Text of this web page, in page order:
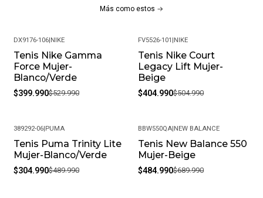
Forro: 100% textil (malla)
Suela: 100% caucho
Fabricados en Indonesia, los New Balance BB80 son la
elección ideal para quienes buscan un estilo clásico con un
toque deportivo y confiable.
Más como estos
-25%
DX9176-106|NIKE
Tenis Nike Gamma
Force Mujer-
Blanco/Verde
$399.990$529.990
-20%
FV5526-101 |NIKE
Tenis Nike Court
Legacy Lift Mujer-
Beige
$404.990$504.990
-38%
389292-06|PUMA
Tenis Puma Trinity Lite
Mujer-Blanco/Verde
$304.990$489.990
-30%
BBW550QA|NEW BALANCE
Tenis New Balance 550
Mujer-Beige
$484.990$689.990